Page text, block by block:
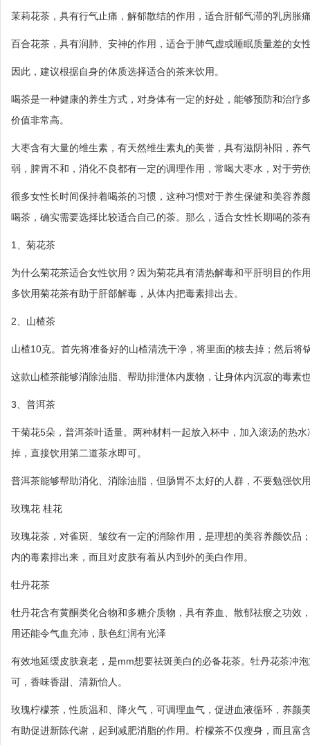
茉莉花茶，具有行气止痛，解郁散结的作用，适合肝郁气滞的乳房胀
百合花茶，具有润肺、安神的作用，适合于肺气虚或睡眠质量差的女
因此，建议根据自身的体质选择适合的茶来饮用。
喝茶是一种健康的养生方式，对身体有一定的好处，能够预防和治
价值非常高。
大枣含有大量的维生素，有天然维生素丸的美誉，具有滋阴补阳，
弱，脾胃不和，消化不良都有一定的调理作用，常喝大枣水，对于劳
很多女性长时间保持着喝茶的习惯，这种习惯对于养生保健和美容
喝茶，确实需要选择比较适合自己的茶。那么，适合女性长期喝的茶
1、菊花茶
为什么菊花茶适合女性饮用？因为菊花具有清热解毒和平肝明目的
多饮用菊花茶有助于肝部解毒，从体内把毒素排出去。
2、山楂茶
山楂10克。首先将准备好的山楂清洗干净，将里面的核去掉；然后
这款山楂茶能够消除油脂、帮助排泄体内废物，让身体内沉寂的毒素
3、普洱茶
干菊花5朵，普洱茶叶适量。两种材料一起放入杯中，加入滚汤的热
掉，直接饮用第二道茶水即可。
普洱茶能够帮助消化、消除油脂，但肠胃不太好的人群，不要勉强饮
玫瑰花 桂花
玫瑰花茶，对雀斑、皱纹有一定的消除作用，是理想的美容养颜饮
内的毒素排出来，而且对皮肤有着从内到外的美白作用。
牡丹花茶
牡丹花含有黄酮类化合物和多糖介质物，具有养血、散郁祛瘀之功
用还能令气血充沛，肤色红润有光泽
有效地延缓皮肤衰老，是mm想要祛斑美白的必备花茶。牡丹花茶冲
可，香味香甜、清新怡人。
玫瑰柠檬茶，性质温和、降火气，可调理血气，促进血液循环，养
有助促进新陈代谢，起到减肥消脂的作用。柠檬茶不仅瘦身，而且